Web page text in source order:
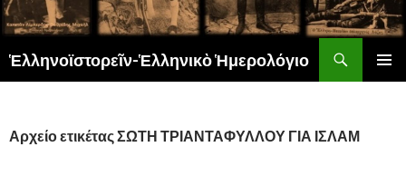
Ἑλληνοϊστορεῖν-Ἑλληνικὸ Ἡμερολόγιο
Αρχείο ετικέτας ΣΩΤΗ ΤΡΙΑΝΤΑΦΥΛΛΟΥ ΓΙΑ ΙΣΛΑΜ